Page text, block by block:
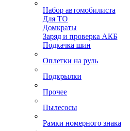
Набор автомобилиста
Для ТО
Домкраты
Заряд и проверка АКБ
Подкачка шин
Оплетки на руль
Подкрылки
Прочее
Пылесосы
Рамки номерного знака